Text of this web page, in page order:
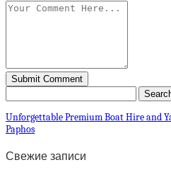
Unforgettable Premium Boat Hire and
Paphos
Свежие записи